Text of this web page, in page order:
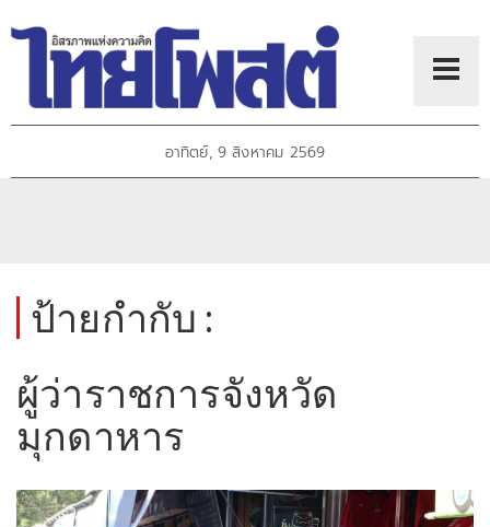
อาทิตย์, 9 สิงหาคม 2569
ป้ายกำกับ :
ผู้ว่าราชการจังหวัด
มุกดาหาร